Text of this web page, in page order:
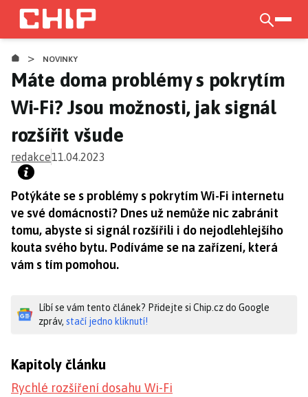
Přejít
hlavnímu
obsahu
> NOVINKY
Máte doma problémy s pokrytím
Wi-Fi? Jsou možnosti, jak signál
rozšířit všude
redakce11.04.2023
Potýkáte se s problémy s pokrytím Wi-Fi internetu
ve své domácnosti? Dnes už nemůže nic zabránit
tomu, abyste si signál rozšířili i do nejodlehlejšího
kouta svého bytu. Podíváme se na zařízení, která
vám s tím pomohou.
Líbí se vám tento článek? Přidejte si Chip.cz do Google
zpráv, stačí jedno kliknutí!
Kapitoly článku
Rychlé rozšíření dosahu Wi-Fi